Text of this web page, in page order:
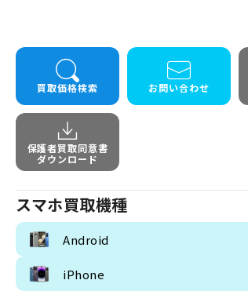
買取価格検索 お問い合わせ
保護者買取同意書
ダウンロード
スマホ買取機種
Android
iPhone
トップ 512GB iphone 15 pro max 512GB simfree未開封